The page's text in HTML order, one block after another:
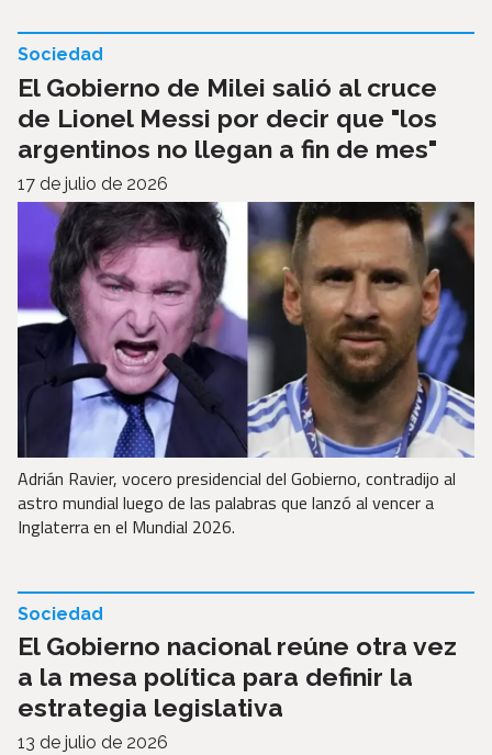
El Gobierno de Milei salió al cruce
de Lionel Messi por decir que "los
argentinos no llegan a fin de mes"
Sociedad
17 de julio de 2026
Adrián Ravier, vocero presidencial del Gobierno, contradijo al
astro mundial luego de las palabras que lanzó al vencer a
Inglaterra en el Mundial 2026.
El Gobierno nacional reúne otra vez
a la mesa política para definir la
estrategia legislativa
Sociedad
13 de julio de 2026